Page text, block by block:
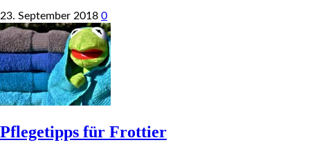
23. September 2018 0
Pflegetipps für Frottier